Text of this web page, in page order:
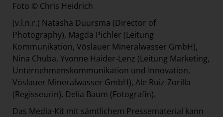
Foto © Chris Heidrich
(v.l.n.r.) Natasha Duursma (Director of
Photography), Magda Pichler (Leitung
Kommunikation, Vöslauer Mineralwasser GmbH),
Nina Chuba, Yvonne Haider-Lenz (Leitung Marketing,
Unternehmenskommunikation und Innovation,
Vöslauer Mineralwasser GmbH), Ale Ruiz-Zorilla
(Regisseurin), Delia Baum (Fotografin).
Das Media-Kit mit sämtlichem Pressematerial kann